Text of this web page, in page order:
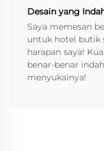
Desain yang
Saya memesan
untuk hotel butik
harapan saya!
benar-benar
menyukainya!